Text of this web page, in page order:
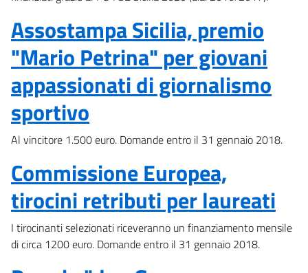
Assostampa Sicilia, premio
"Mario Petrina" per giovani
appassionati di giornalismo
sportivo
Al vincitore 1.500 euro. Domande entro il 31 gennaio 2018.
Commissione Europea,
tirocini retributi per laureati
I tirocinanti selezionati riceveranno un finanziamento mensile
di circa 1200 euro. Domande entro il 31 gennaio 2018.